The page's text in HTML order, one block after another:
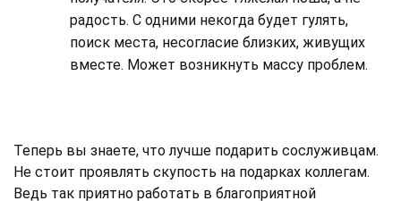
радость. С одними некогда будет гулять,
поиск места, несогласие близких, живущих
вместе. Может возникнуть массу проблем.
Теперь вы знаете, что лучше подарить сослуживцам.
Не стоит проявлять скупость на подарках коллегам.
Ведь так приятно работать в благоприятной